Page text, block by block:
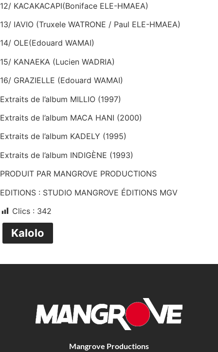
12/ KACAKACAPI(Boniface ELE-HMAEA)
13/ IAVIO (Truxele WATRONE / Paul ELE-HMAEA)
14/ OLE(Edouard WAMAI)
15/ KANAEKA (Lucien WADRIA)
16/ GRAZIELLE (Edouard WAMAI)
Extraits de l’album MILLIO (1997)
Extraits de l’album MACA HANI (2000)
Extraits de l’album KADELY (1995)
Extraits de l’album INDIGÈNE (1993)
PRODUIT PAR MANGROVE PRODUCTIONS
EDITIONS : STUDIO MANGROVE ÉDITIONS MGV
Clics : 342
Kalolo
Mangrove Productions